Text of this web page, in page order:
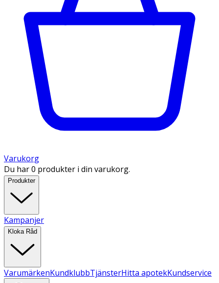
Varukorg
Du har 0 produkter i din varukorg.
Produkter
Kampanjer
Kloka Råd
VarumärkenKundklubbTjänsterHitta apotekKundservice